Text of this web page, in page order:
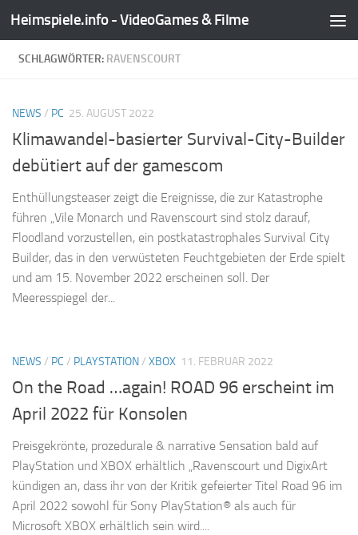
Zum Inhalt springen
Heimspiele.info - VideoGames & Filme
SCHLAGWÖRTER: RAVENSCOURT
NEWS / PC 25. AUGUST 2022
Klimawandel-basierter Survival-City-Builder
debütiert auf der gamescom
Enthüllungsteaser zeigt die Ereignisse, die zur Katastrophe
führen „Vile Monarch und Ravenscourt sind stolz darauf,
Floodland vorzustellen, ein postkatastrophales Survival City
Builder, das in den verwüsteten Feuchtgebieten der Erde spielt
und am 15. November 2022 erscheinen soll. Der
Meeresspiegel der...
NEWS / PC / PLAYSTATION/ XBOX 11. FEBRUAR 2022
On the Road …again! ROAD 96 erscheint im
April 2022 für Konsolen
Preisgekrönte, prozedurale & narrative Sensation bald auf
PlayStation und XBOX erhältlich „Ravenscourt und DigixArt
kündigen an, dass ihr von der Kritik gefeierter Titel Road 96 im
April 2022 sowohl für Sony PlayStation® als auch für
Microsoft XBOX erhältlich sein wird....